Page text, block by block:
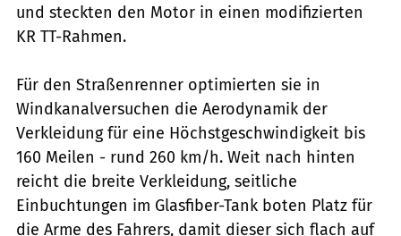
und steckten den Motor in einen modifizierten
KR TT-Rahmen.
Für den Straßenrenner optimierten sie in
Windkanalversuchen die Aerodynamik der
Verkleidung für eine Höchstgeschwindigkeit bis
160 Meilen - rund 260 km/h. Weit nach hinten
reicht die breite Verkleidung, seitliche
Einbuchtungen im Glasfiber-Tank boten Platz für
die Arme des Fahrers, damit dieser sich flach auf